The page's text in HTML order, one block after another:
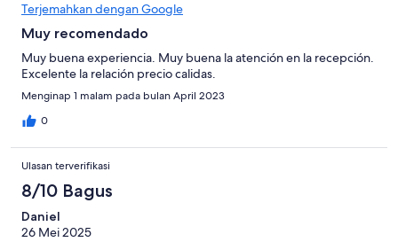
Terjemahkan dengan Google
Muy recomendado
Muy buena experiencia. Muy buena la atención en la recepción.
Excelente la relación precio calidas.
Menginap 1 malam pada bulan April 2023
0
Ulasan terverifikasi
8/10 Bagus
Daniel
26 Mei 2025